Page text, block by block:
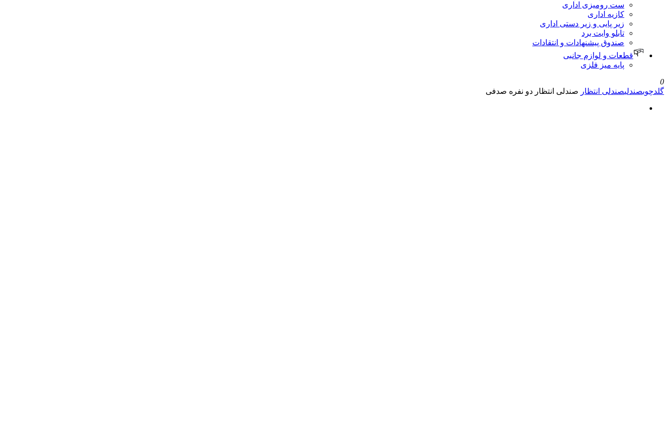
ست رومیزی اداری
کازیه اداری
زیر پایی و زیر دستی اداری
تابلو وایت برد
صندوق پیشنهادات و انتقادات
قطعات و لوازم جانبی
پایه میز فلزی
0
گلدچوبصندلیصندلی انتظار صندلی انتظار دو نفره صدفی